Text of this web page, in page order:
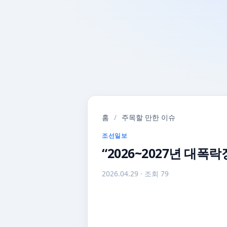
홈 / 주목할 만한 이슈
조선일보
“2026~2027년 대폭락
2026.04.29 · 조회 79